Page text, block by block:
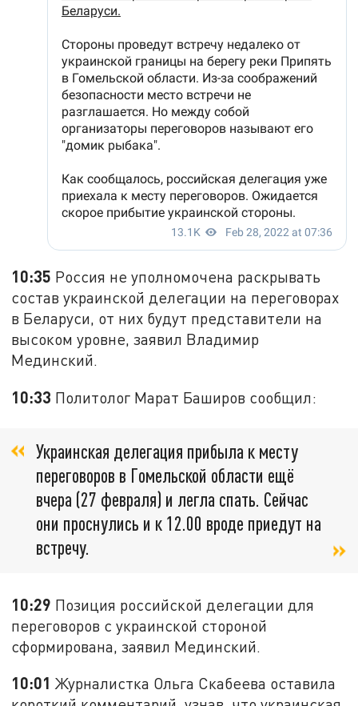
10:35 Россия не уполномочена раскрывать
состав украинской делегации на переговорах
в Беларуси, от них будут представители на
высоком уровне, заявил Владимир
Мединский.
10:33 Политолог Марат Баширов сообщил:
Украинская делегация прибыла к месту
переговоров в Гомельской области ещё
вчера (27 февраля) и легла спать. Сейчас
они проснулись и к 12.00 вроде приедут на
встречу.
10:29 Позиция российской делегации для
переговоров с украинской стороной
сформирована, заявил Мединский.
10:01 Журналистка Ольга Скабеева оставила